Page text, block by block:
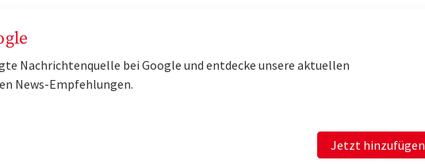
Nachrichtenquelle bei Google und entdecke unsere aktuellen
News-Empfehlungen.
Jetzt hinzufügen